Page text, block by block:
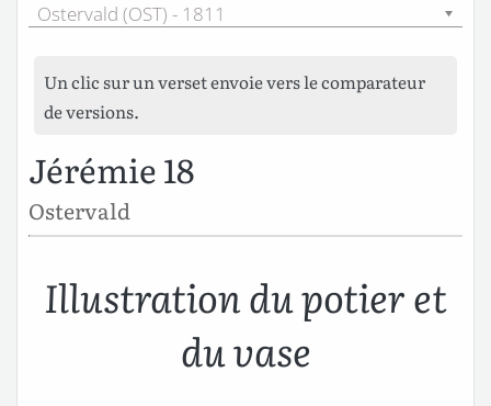
Ostervald (OST) - 1811
Un clic sur un verset envoie vers le comparateur
de versions.
Jérémie 18
Ostervald
Illustration du potier et
du vase